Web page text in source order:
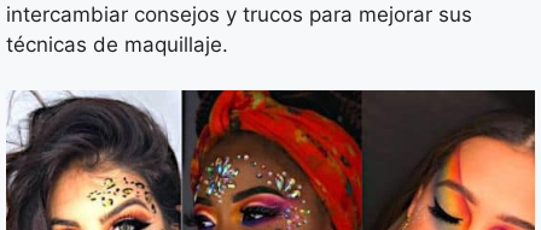
intercambiar consejos y trucos para mejorar sus
técnicas de maquillaje.